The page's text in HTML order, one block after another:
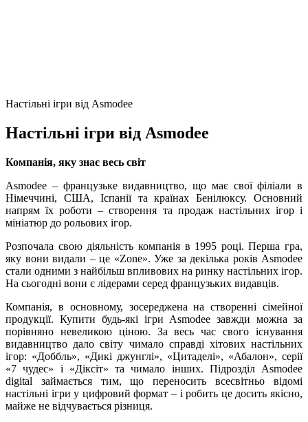
Настільні ігри від Asmodee
Настільні ігри від Asmodee
Компанія, яку знає весь світ
Asmodee – французьке видавництво, що має свої філіали в
Німеччині, США, Іспанії та країнах Бенілюксу. Основний
напрям їх роботи – створення та продаж настільних ігор і
мініатюр до рольових ігор.
Розпочала свою діяльність компанія в 1995 році. Перша гра,
яку вони видали – це «Zone». Уже за декілька років Asmodee
стали одними з найбільш впливових на ринку настільних ігор.
На сьогодні вони є лідерами серед французьких видавців.
Компанія, в основному, зосереджена на створенні сімейної
продукції. Купити будь-які ігри Asmodee завжди можна за
порівняно невеликою ціною. За весь час свого існування
видавництво дало світу чимало справді хітових настільних
ігор: «Доббль», «Дикі джунглі», «Цитаделі», «Абалон», серії
«7 чудес» і «Діксіт» та чимало інших. Підрозділ Asmodee
digital займається тим, що переносить всесвітньо відомі
настільні ігри у цифровий формат – і робить це досить якісно,
майже не відчувається різниця.